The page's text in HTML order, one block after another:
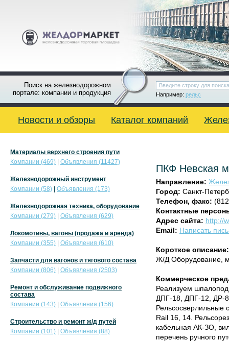
Поиск на железнодорожном
портале: компании и продукция
Например: рельс
Новости и обзоры Каталог компаний
ПКФ Невская
Направление:
Город: Санкт-
Телефон, факс:
Контактные
Адрес сайта: http://
Email: Написать
Короткое описание:
Ж/Д Оборудование,
Коммерческое
Реализуем
ДПГ-18, ДПГ-12, ДР-
Рельсосверлильные
Rail 16, 14.
кабельная АК-ЗО,
перечень ручного
Материалы верхнего строения пути
Компании (469)
Объявления (11427)
Железнодорожный инструмент
Компании (58)
Объявления (173)
Железнодорожная техника, оборудование
Компании (279)
Объявления (629)
Локомотивы, вагоны (продажа и аренда)
Компании (355)
Объявления (610)
Запчасти для вагонов и тягового состава
Компании (806)
Объявления (2503)
Ремонт и обслуживание подвижного
состава
Компании (143)
Объявления (156)
Строительство и ремонт ж/д путей
Компании (101)
Объявления (88)